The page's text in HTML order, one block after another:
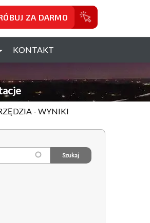
ZA DARMO
KONTAKT
- WYNIKI